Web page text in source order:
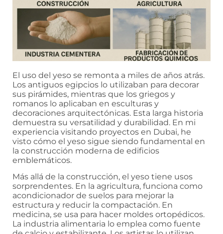
El uso del yeso se remonta a miles de años atrás.
Los antiguos egipcios lo utilizaban para decorar
sus pirámides, mientras que los griegos y
romanos lo aplicaban en esculturas y
decoraciones arquitectónicas. Esta larga historia
demuestra su versatilidad y durabilidad. En mi
experiencia visitando proyectos en Dubai, he
visto cómo el yeso sigue siendo fundamental en
la construcción moderna de edificios
emblemáticos.
Más allá de la construcción, el yeso tiene usos
sorprendentes. En la agricultura, funciona como
acondicionador de suelos para mejorar la
estructura y reducir la compactación. En
medicina, se usa para hacer moldes ortopédicos.
La industria alimentaria lo emplea como fuente